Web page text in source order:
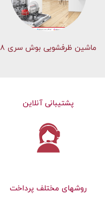
ماشین ظرفشویی بوش سری 8
پشتیبانی آنلاین
روشهای مختلف پرداخت